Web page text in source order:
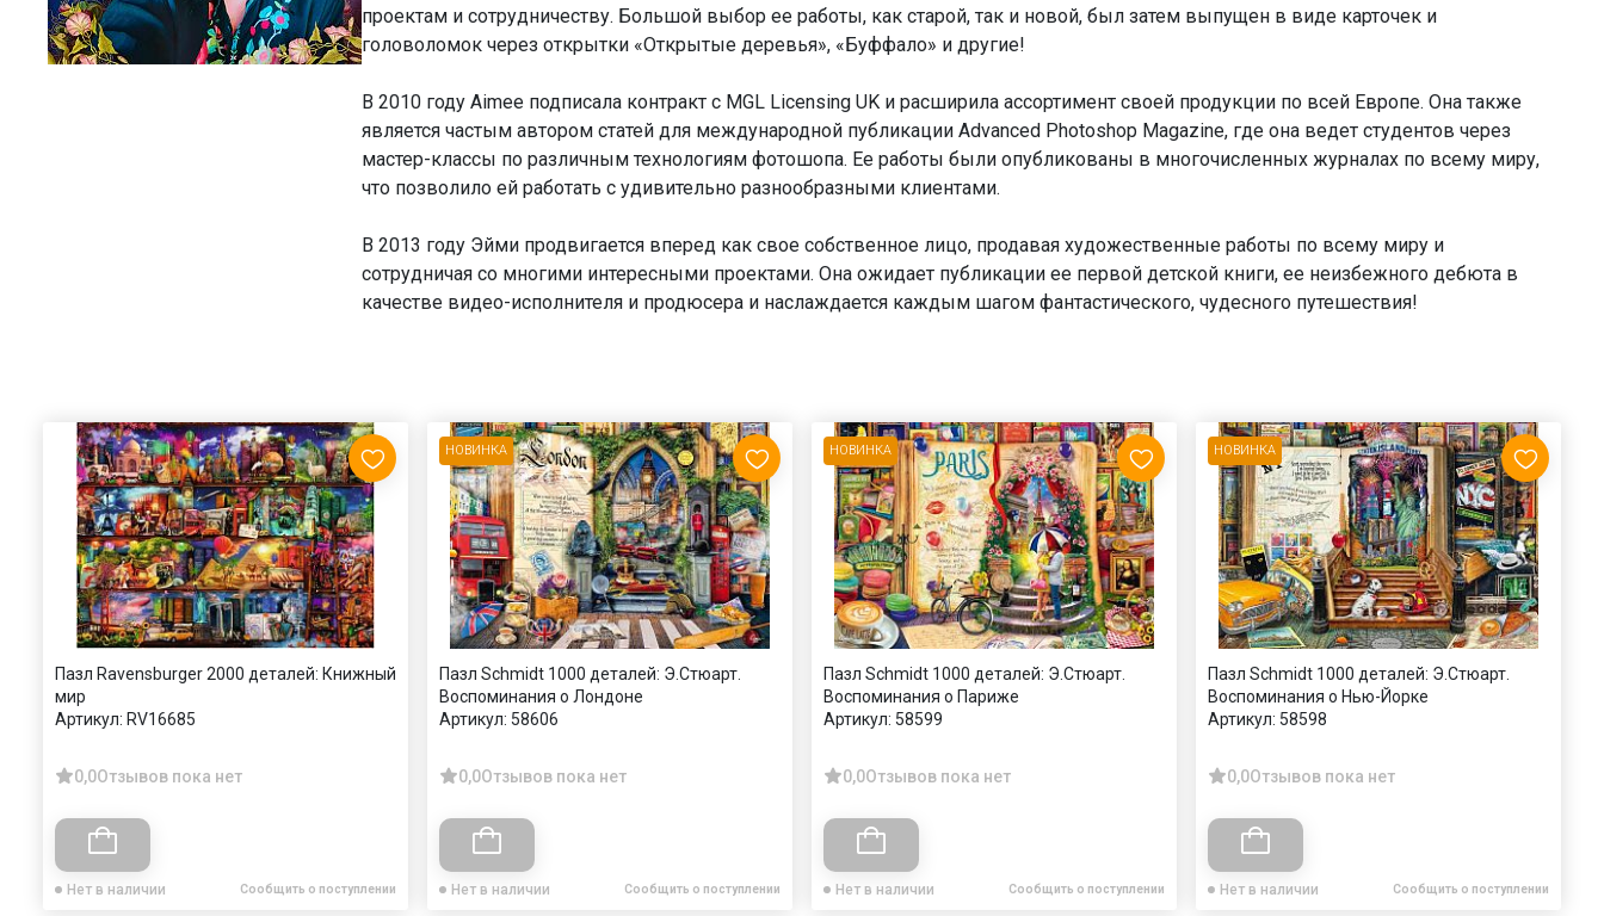
проектам и сотрудничеству. Большой выбор ее работы, как старой, так и новой, был затем выпущен в виде карточек и
головоломок через открытки «Открытые деревья», «Буффало» и другие!
В 2010 году Aimee подписала контракт с MGL Licensing UK и расширила ассортимент своей продукции по всей Европе. Она также
является частым автором статей для международной публикации Advanced Photoshop Magazine, где она ведет студентов через
мастер-классы по различным технологиям фотошопа. Ее работы были опубликованы в многочисленных журналах по всему миру,
что позволило ей работать с удивительно разнообразными клиентами.
В 2013 году Эйми продвигается вперед как свое собственное лицо, продавая художественные работы по всему миру и
сотрудничая со многими интересными проектами. Она ожидает публикации ее первой детской книги, ее неизбежного дебюта в
качестве видео-исполнителя и продюсера и наслаждается каждым шагом фантастического, чудесного путешествия!
Пазл Ravensburger 2000 деталей: Книжный
мир
Артикул: RV16685
0,0Отзывов пока нет
Нет в наличии Сообщить о поступлении
НОВИНКА
Пазл Schmidt 1000 деталей: Э.Стюарт.
Воспоминания о Лондоне
Артикул: 58606
0,0Отзывов пока нет
Нет в наличии Сообщить о поступлении
НОВИНКА
Пазл Schmidt 1000 деталей: Э.Стюарт.
Воспоминания о Париже
Артикул: 58599
0,0Отзывов пока нет
Нет в наличии Сообщить о поступлении
НОВИНКА
Пазл Schmidt 1000 деталей: Э.Стюарт.
Воспоминания о Нью-Йорке
Артикул: 58598
0,0Отзывов пока нет
Нет в наличии Сообщить о поступлении